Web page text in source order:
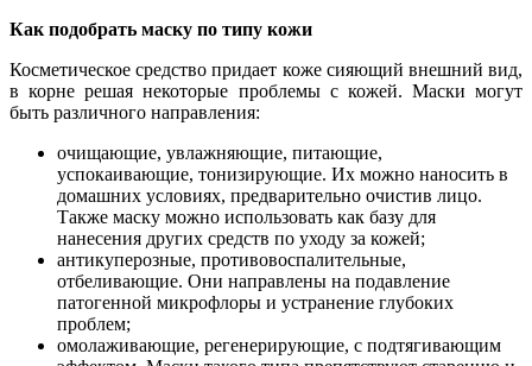
Как подобрать маску по типу кожи
Косметическое средство придает коже сияющий внешний вид,
в корне решая некоторые проблемы с кожей. Маски могут
быть различного направления:
очищающие, увлажняющие, питающие,
успокаивающие, тонизирующие. Их можно наносить в
домашних условиях, предварительно очистив лицо.
Также маску можно использовать как базу для
нанесения других средств по уходу за кожей;
антикуперозные, противовоспалительные,
отбеливающие. Они направлены на подавление
патогенной микрофлоры и устранение глубоких
проблем;
омолаживающие, регенерирующие, с подтягивающим